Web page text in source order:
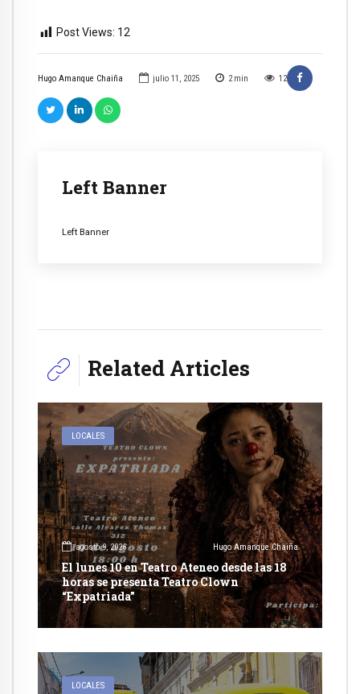
Hugo Amanque Chaiña julio 11, 2025 2 min 12
Left Banner
Left Banner
Post Views: 12
Related Articles
LOCALES
agosto 9, 2026 Hugo Amanque Chaiña
El lunes 10 en Teatro Ateneo desde las 18
horas se presenta Teatro Clown
“Expatriada”
LOCALES